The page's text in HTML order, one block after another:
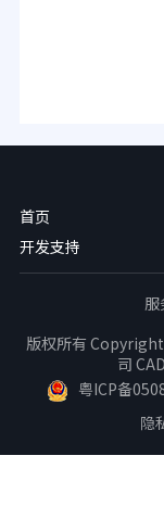
首页
开发支持
服
版权所有
司
粤ICP备
隐